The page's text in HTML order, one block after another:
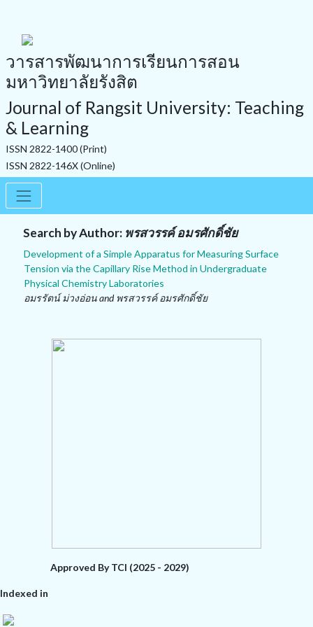
วารสารพัฒนาการเรียนการสอน
มหาวิทยาลัยรังสิต
Journal of Rangsit University: Teaching
& Learning
ISSN 2822-1400 (Print)
ISSN 2822-146X (Online)
Search by Author: พรสวรรค์ อมรศักดิ์ชัย
Development of a Simple Apparatus for Measuring Surface
Tension via the Capillary Rise Method in Undergraduate
Physical Chemistry Laboratories
อมรรัตน์ ม่วงอ่อน and พรสวรรค์ อมรศักดิ์ชัย
Approved By TCI (2025 - 2029)
Indexed in